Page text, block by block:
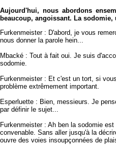
Aujourd'hui, nous abordons
beaucoup, angoissant. La
Furkenmeister : D'abord, je vous
nous donner la parole hein...
Mbacké : Tout à fait oui. Je suis
sodomie.
Furkenmeister : Et c'est un tort, si
problème extrêmement important.
Esperluette : Bien, messieurs. Je
par définir le sujet...
Furkenmeister : Ah ben la sodomie
convenable. Sans aller jusqu'à la
ouvre des voies insoupçonnées de